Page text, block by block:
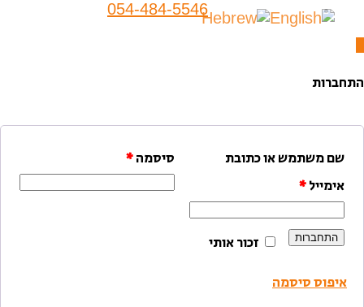
054-484-5546
התחברות
שם משתמש או כתובת
אימייל*
סיסמה*
זכור אותי התחברות
איפוס סיסמה